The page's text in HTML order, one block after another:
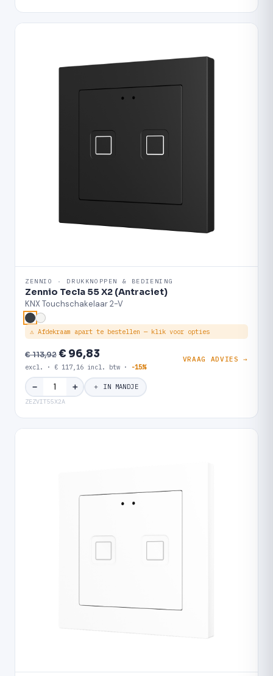
ZENNIO · DRUKKNOPPEN & BEDIENING
Zennio Tecla 55 X2 (Antraciet)
KNX Touchschakelaar 2-V
⚠ Afdekraam apart te bestellen — klik voor opties
€ 113,92€ 96,83
excl. · € 117,16 incl. btw · -15%
VRAAG ADVIES →
− ＋ ＋ IN MANDJE
ZEZVIT55X2A